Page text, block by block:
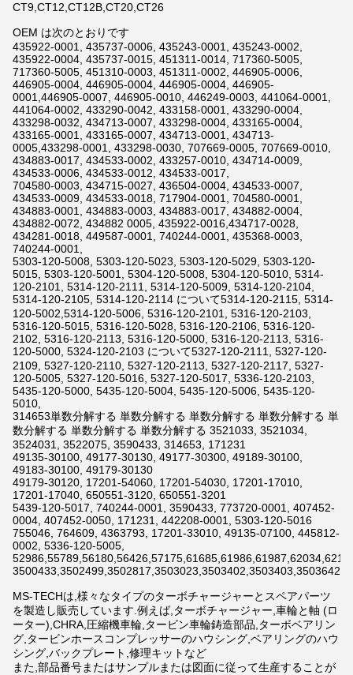
CT9,CT12,CT12B,CT20,CT26
OEM は次のとおりです
435922-0001, 435737-0006, 435243-0001, 435243-0002,
435922-0004, 435737-0015, 451311-0014, 717360-5005,
717360-5005, 451310-0003, 451311-0002, 446905-0006,
446905-0004, 446905-0004, 446905-0004, 446905-
0001,446905-0007, 446905-0010, 446249-0003, 441064-0001,
441064-0002, 433290-0042, 433158-0001, 433290-0004,
433298-0032, 434713-0007, 433298-0004, 433165-0004,
433165-0001, 433165-0007, 434713-0001, 434713-
0005,433298-0001, 433298-0030, 707669-0005, 707669-0010,
434883-0017, 434533-0002, 433257-0010, 434714-0009,
434533-0006, 434533-0012, 434533-0017,
704580-0003, 434715-0027, 436504-0004, 434533-0007,
434533-0009, 434533-0018, 717904-0001, 704580-0001,
434883-0001, 434883-0003, 434883-0017, 434882-0004,
434882-0072, 434882 0005, 435922-0016,434717-0028,
434281-0018, 449587-0001, 740244-0001, 435368-0003,
740244-0001,
5303-120-5008, 5303-120-5023, 5303-120-5029, 5303-120-
5015, 5303-120-5001, 5304-120-5008, 5304-120-5010, 5314-
120-2101, 5314-120-2111, 5314-120-5009, 5314-120-2104,
5314-120-2105, 5314-120-2114 について5314-120-2115, 5314-
120-5002,5314-120-5006, 5316-120-2101, 5316-120-2103,
5316-120-5015, 5316-120-5028, 5316-120-2106, 5316-120-
2102, 5316-120-2113, 5316-120-5000, 5316-120-2113, 5316-
120-5000, 5324-120-2103 について5327-120-2111, 5327-120-
2109, 5327-120-2110, 5327-120-2113, 5327-120-2117, 5327-
120-5005, 5327-120-5016, 5327-120-5017, 5336-120-2103,
5435-120-5000, 5435-120-5004, 5435-120-5006, 5435-120-
5010,
314653単数分解する 単数分解する 単数分解する 単数分解する 単
数分解する 単数分解する 単数分解する 3521033, 3521034,
3524031, 3522075, 3590433, 314653, 171231
49135-30100, 49177-30130, 49177-30300, 49189-30100,
49183-30100, 49179-30130
49179-30120, 17201-54060, 17201-54030, 17201-17010,
17201-17040, 650551-3120, 650551-3201
5439-120-5017, 740244-0001, 3590433, 773720-0001, 407452-
0004, 407452-0050, 171231, 442208-0001, 5303-120-5016
755046, 764609, 4363793, 17201-33010, 49135-07100, 445812-
0002, 5336-120-5005,
MS-TECHは,様々なタイプのターボチャージャーとスペアパーツ
を製造し販売しています.例えば,ターボチャージャー,車輪と軸 (ロ
ーター),CHRA,圧縮機車輪,タービン車輪鋳造部品,ターボベアリン
グ,タービンホースコンプレッサーのハウシング,ベアリングのハウ
シング,バックプレート,修理キットなど
また,部品番号またはサンプルまたは図面に従って生産することが